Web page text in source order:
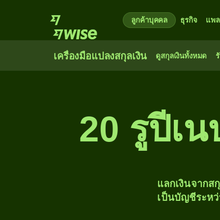
ลูกค้าบุคคล ธุรกิจ แพ
เครื่องมือแปลงสกุลเงิน ดูสกุลเงินทั้งหมด
20 รูปีเ
แลกเงินจากส
เป็นบัญชีระหว่